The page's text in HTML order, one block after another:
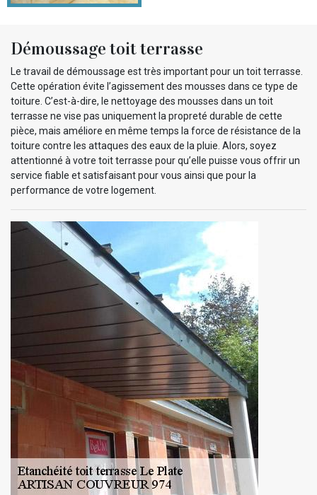
Démoussage toit terrasse
Le travail de démoussage est très important pour un toit terrasse.
Cette opération évite l’agissement des mousses dans ce type de
toiture. C’est-à-dire, le nettoyage des mousses dans un toit
terrasse ne vise pas uniquement la propreté durable de cette
pièce, mais améliore en même temps la force de résistance de la
toiture contre les attaques des eaux de la pluie. Alors, soyez
attentionné à votre toit terrasse pour qu’elle puisse vous offrir un
service fiable et satisfaisant pour vous ainsi que pour la
performance de votre logement.